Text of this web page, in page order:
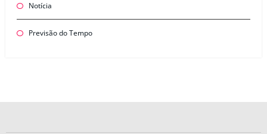
Notícia
Previsão do Tempo